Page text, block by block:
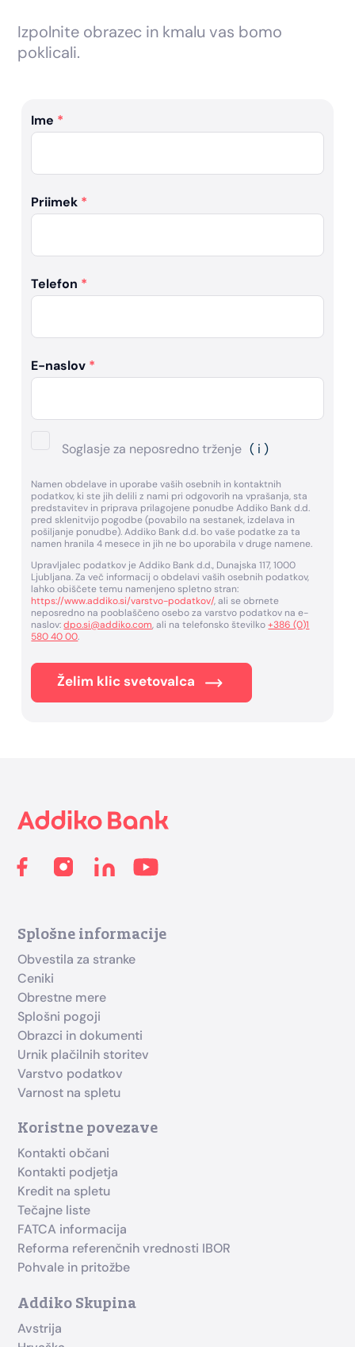
Izpolnite obrazec in kmalu vas bomo
poklicali.
Ime *
Priimek *
Telefon *
E-naslov *
Soglasje za neposredno trženje ( i )
Namen obdelave in uporabe vaših osebnih in kontaktnih
podatkov, ki ste jih delili z nami pri odgovorih na vprašanja, sta
predstavitev in priprava prilagojene ponudbe Addiko Bank d.d.
pred sklenitvijo pogodbe (povabilo na sestanek, izdelava in
pošiljanje ponudbe). Addiko Bank d.d. bo vaše podatke za ta
namen hranila 4 mesece in jih ne bo uporabila v druge namene.
Upravljalec podatkov je Addiko Bank d.d., Dunajska 117, 1000
Ljubljana. Za več informacij o obdelavi vaših osebnih podatkov,
lahko obiščete temu namenjeno spletno stran:
https://www.addiko.si/varstvo-podatkov/, ali se obrnete
neposredno na pooblaščeno osebo za varstvo podatkov na e-
naslov:dpo.si@addiko.com, ali na telefonsko številko+386 (0)1
580 40 00.
Želim klic svetovalca
Splošne informacije
Obvestila za stranke
Ceniki
Obrestne mere
Splošni pogoji
Obrazci in dokumenti
Urnik plačilnih storitev
Varstvo podatkov
Varnost na spletu
Koristne povezave
Kontakti občani
Kontakti podjetja
Kredit na spletu
Tečajne liste
FATCA informacija
Reforma referenčnih vrednosti IBOR
Pohvale in pritožbe
Addiko Skupina
Avstrija